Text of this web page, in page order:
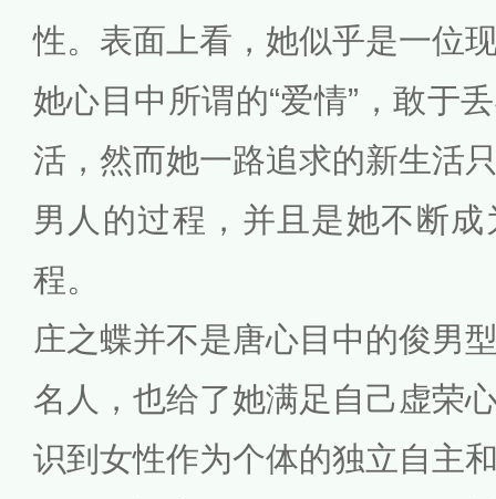
性。表面上看，她似乎是一位
她心目中所谓的“爱情”，敢于
活，然而她一路追求的新生活
男人的过程，并且是她不断
程。
庄之蝶并不是唐心目中的俊男
名人，也给了她满足自己虚荣
识到女性作为个体的独立自主